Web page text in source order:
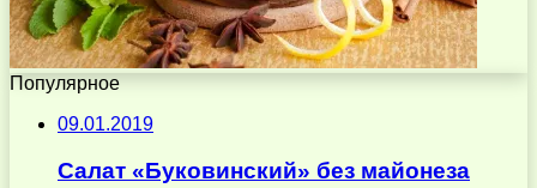
Популярное
09.01.2019
Салат «Буковинский» без майонеза